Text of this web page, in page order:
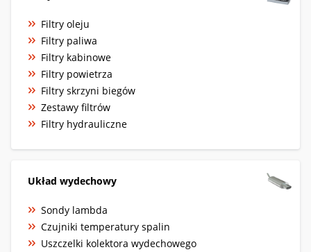
Filtry oleju
Filtry paliwa
Filtry kabinowe
Filtry powietrza
Filtry skrzyni biegów
Zestawy filtrów
Filtry hydrauliczne
Układ wydechowy
Sondy lambda
Czujniki temperatury spalin
Uszczelki kolektora wydechowego